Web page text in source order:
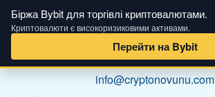
Біржа Bybit для торгівлі криптовалютами.
Криптовалюти є високоризиковими активами.
Перейти на Bybit
info@cryptonovunu.com